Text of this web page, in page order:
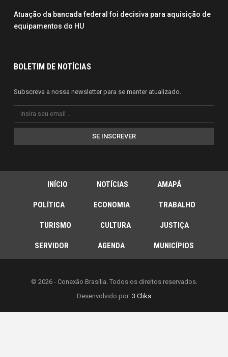
Atuação da bancada federal foi decisiva para aquisição de
equipamentos do HU
BOLETIM DE NOTÍCIAS
Subscreva a nossa newsletter para se manter atualizado.
SE INSCREVER
INÍCIO NOTÍCIAS AMAPÁ
POLÍTICA ECONOMIA TRABALHO
TURISMO CULTURA JUSTIÇA
SERVIDOR AGENDA MUNICÍPIOS
© 2026 - Conexão Brasília. Todos os direitos reservados.
Desenvolvido por: 3 Cliks